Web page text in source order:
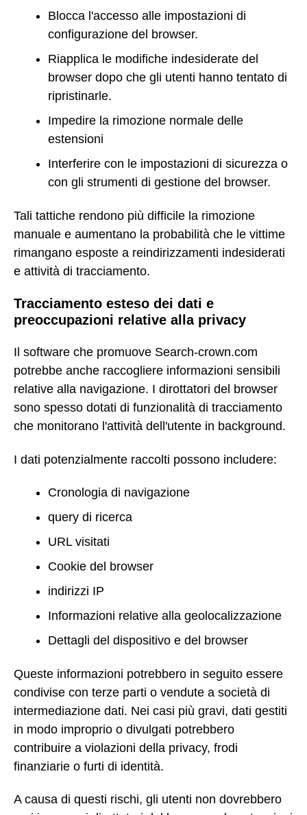
Blocca l'accesso alle impostazioni di
configurazione del browser.
Riapplica le modifiche indesiderate del
browser dopo che gli utenti hanno tentato di
ripristinarle.
Impedire la rimozione normale delle
estensioni
Interferire con le impostazioni di sicurezza o
con gli strumenti di gestione del browser.
Tali tattiche rendono più difficile la rimozione
manuale e aumentano la probabilità che le vittime
rimangano esposte a reindirizzamenti indesiderati
e attività di tracciamento.
Tracciamento esteso dei dati e
preoccupazioni relative alla privacy
Il software che promuove Search-crown.com
potrebbe anche raccogliere informazioni sensibili
relative alla navigazione. I dirottatori del browser
sono spesso dotati di funzionalità di tracciamento
che monitorano l'attività dell'utente in background.
I dati potenzialmente raccolti possono includere:
Cronologia di navigazione
query di ricerca
URL visitati
Cookie del browser
indirizzi IP
Informazioni relative alla geolocalizzazione
Dettagli del dispositivo e del browser
Queste informazioni potrebbero in seguito essere
condivise con terze parti o vendute a società di
intermediazione dati. Nei casi più gravi, dati gestiti
in modo improprio o divulgati potrebbero
contribuire a violazioni della privacy, frodi
finanziarie o furti di identità.
A causa di questi rischi, gli utenti non dovrebbero